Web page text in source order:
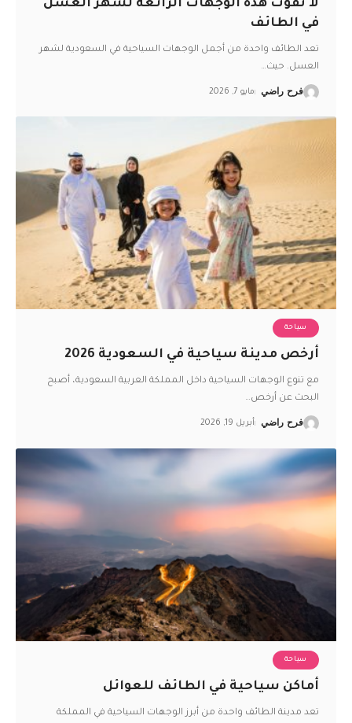
لا تفوت هذه الوجهات الرائعة لشهر العسل
في الطائف
تعد الطائف واحدة من أجمل الوجهات السياحية في السعودية لشهر
العسل. حيث…
فرح راضي مايو 7, 2026
سياحة
أرخص مدينة سياحية في السعودية 2026
مع تنوع الوجهات السياحية داخل المملكة العربية السعودية، أصبح
البحث عن أرخص…
فرح راضي أبريل 19, 2026
سياحة
أماكن سياحية في الطائف للعوائل
تعد مدينة الطائف واحدة من أبرز الوجهات السياحية في المملكة